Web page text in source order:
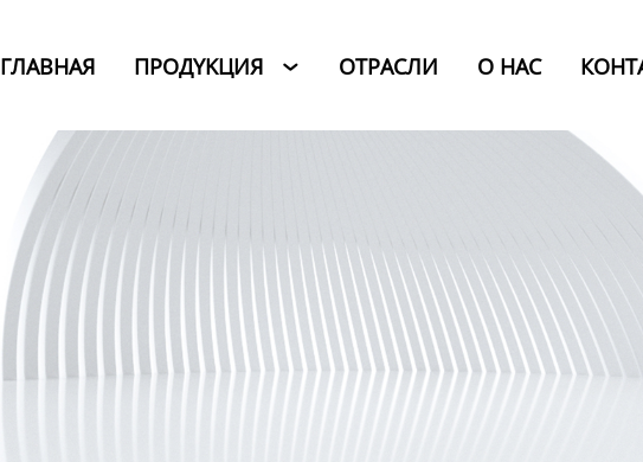
ГЛАВНАЯ ПРОДYKЦИЯ  ОТРАСЛИ O HAC